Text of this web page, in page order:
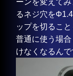
るネジ穴を
ップを切るこ
普通に使う場
けなくなるんで